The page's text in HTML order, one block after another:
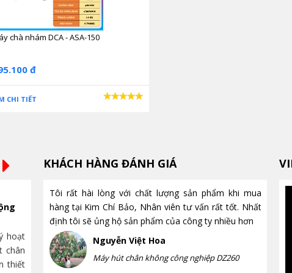
chà nhám DCA - ASA-150
đ
CHI TIẾT
hoạt
chân
thiết
Tời điện mini có nâng được vật
nặng không? Những điều bạn
cần biết trước khi mua
Tời điện mini có nâng được vật
nặng không? Tìm hiểu tải trọng thực tế, ưu nhược
điểm, ứng dụng, cách lựa chọn và những lưu ý quanngay cách
KHÁCH HÀNG ĐÁNH GIÁ
Tôi rất hài lòng với chất lượng sản phẩm khi mua
hàng tại Kim Chí Bảo, Nhân viên tư vấn rất tốt. Nhất
định tôi sẽ ủng hộ sản phẩm của công ty nhiều hơn
Nguyễn Việt Hoa
Máy hút chân không công nghiệp DZ260